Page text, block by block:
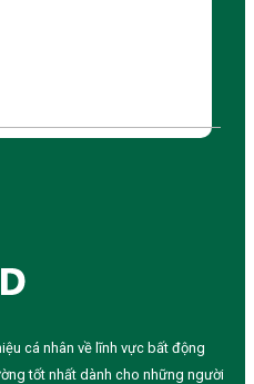
cá nhân về lĩnh vực bất động
tốt nhất dành cho những người